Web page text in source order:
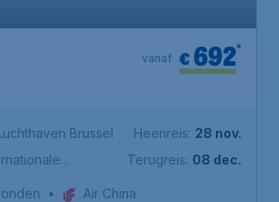
€ 692*
vanaf
Brussel
Heenreis: 28 nov.
Terugreis: 08 dec.
• Air China